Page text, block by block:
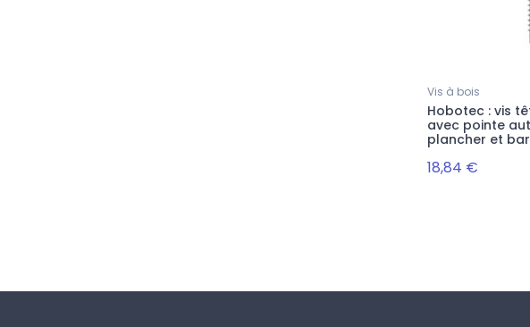
Vis à bois
Hobotec : vis
avec pointe
plancher et
18,84 €